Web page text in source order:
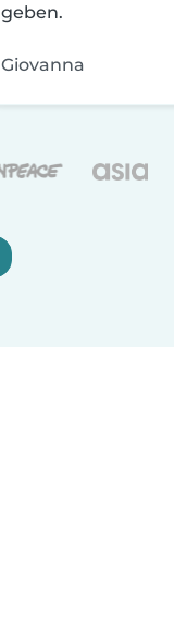
geben.
Giovanna